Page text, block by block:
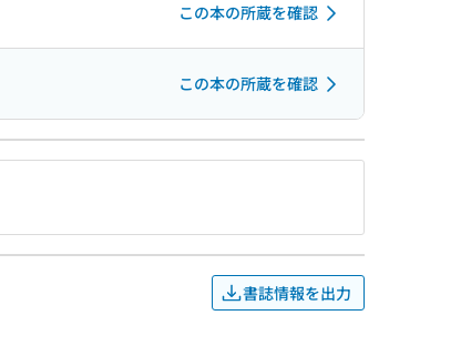
この本の所蔵を確認
この本の所蔵を確認
書誌情報を出力